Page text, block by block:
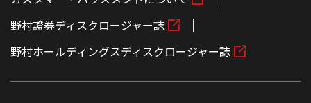
野村證券ディスクロージャー誌
野村ホールディングスディスクロージャー誌